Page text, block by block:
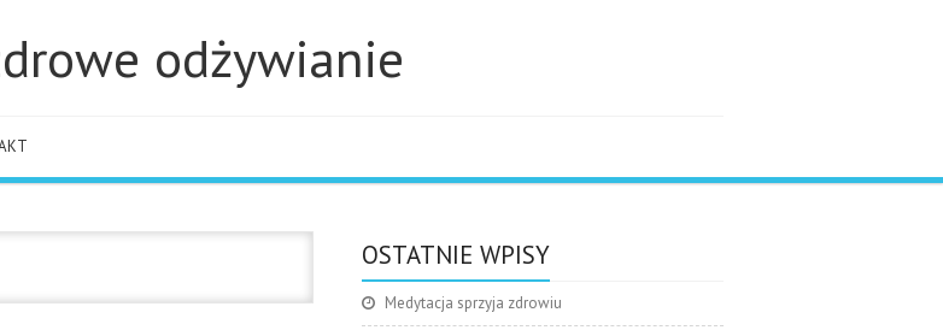
odżywianie
OSTATNIE WPISY
Medytacja sprzyja zdrowiu